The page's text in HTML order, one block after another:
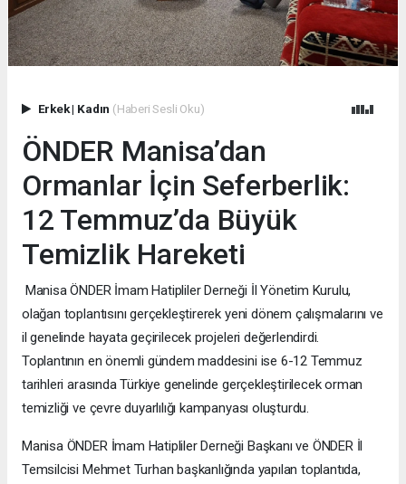
Erkek| Kadın (Haberi Sesli Oku)
ÖNDER Manisa’dan
Ormanlar İçin Seferberlik:
12 Temmuz’da Büyük
Temizlik Hareketi
Manisa ÖNDER İmam Hatipliler Derneği İl Yönetim Kurulu,
olağan toplantısını gerçekleştirerek yeni dönem çalışmalarını ve
il genelinde hayata geçirilecek projeleri değerlendirdi.
Toplantının en önemli gündem maddesini ise 6-12 Temmuz
tarihleri arasında Türkiye genelinde gerçekleştirilecek orman
temizliği ve çevre duyarlılığı kampanyası oluşturdu.
Manisa ÖNDER İmam Hatipliler Derneği Başkanı ve ÖNDER İl
Temsilcisi Mehmet Turhan başkanlığında yapılan toplantıda,